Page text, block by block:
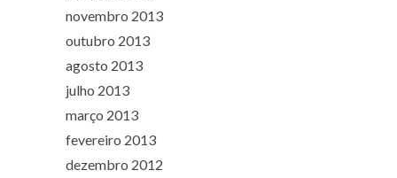
novembro 2013
outubro 2013
agosto 2013
julho 2013
março 2013
fevereiro 2013
dezembro 2012